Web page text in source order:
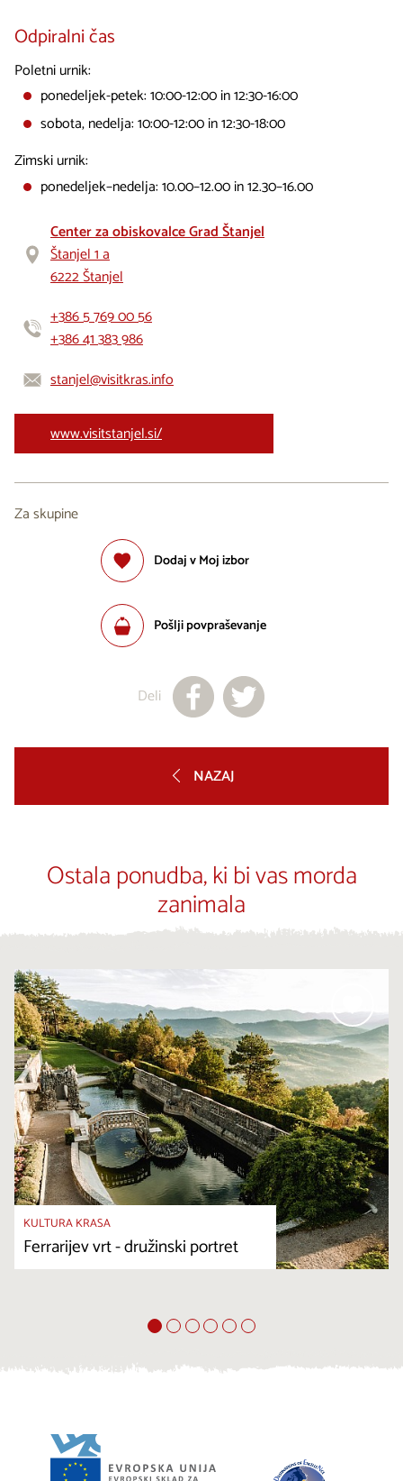
Odpiralni čas
Poletni urnik:
ponedeljek-petek: 10:00-12:00 in 12:30-16:00
sobota, nedelja: 10:00-12:00 in 12:30-18:00
Zimski urnik:
ponedeljek–nedelja: 10.00–12.00 in 12.30–16.00
Center za obiskovalce Grad Štanjel
Štanjel 1 a
6222 Štanjel
+386 5 769 00 56
+386 41 383 986
stanjel@visitkras.info
www.visitstanjel.si/
Za skupine
Dodaj v Moj izbor
Pošlji povpraševanje
Deli
NAZAJ
Ostala ponudba, ki bi vas morda
zanimala
KULTURA KRASA
Ferrarijev vrt - družinski portret